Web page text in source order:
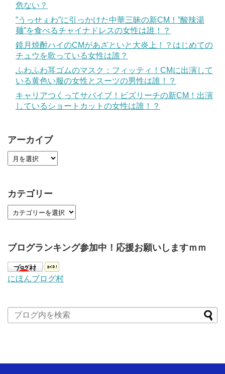
危ない？
”うっせぇわ”に引っかけた中華三昧の新CM！”酸辣湯
麺”を食べるチャイナドレスの女性は誰！？
鏡月焼酎ハイのCMがあざといと大炎上！？はじめての
チュウを歌っている女性は誰？
ふわふわ耳ゴムのマスク：フィッティ！CMに出演して
いる黄色い服の女性とスーツの男性は誰！？
キャリアつくってサバイブ！ビズリーチの新CM！出演
しているショートカットの女性は誰！？
アーカイブ
カテゴリー
ブログランキング参加中！応援お願いしますｍｍ
にほんブログ村